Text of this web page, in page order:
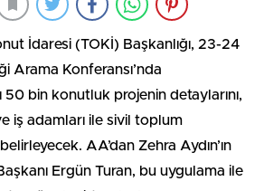
İdaresi (TOKİ) Başkanlığı, 23-24
Arama Konferansı’nda
50 bin konutluk projenin detaylarını,
iş adamları ile sivil toplum
AA’dan Zehra Aydın’ın
Ergün Turan, bu uygulama ile